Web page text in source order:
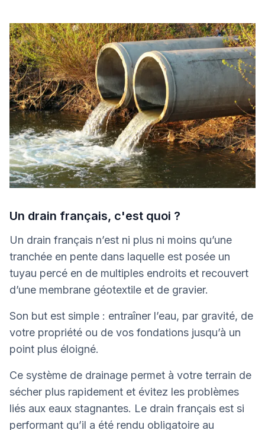
Un drain français, c'est quoi ?
Un drain français n’est ni plus ni moins qu’une
tranchée en pente dans laquelle est posée un
tuyau percé en de multiples endroits et recouvert
d’une membrane géotextile et de gravier.
Son but est simple : entraîner l’eau, par gravité, de
votre propriété ou de vos fondations jusqu’à un
point plus éloigné.
Ce système de drainage permet à votre terrain de
sécher plus rapidement et évitez les problèmes
liés aux eaux stagnantes. Le drain français est si
performant qu’il a été rendu obligatoire au